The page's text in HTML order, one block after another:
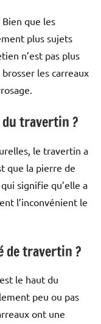
que les
plus sujets
n’est pas plus
les carreaux
travertin ?
le travertin a
que la pierre de
signifie qu’elle a
l’inconvénient le
de travertin ?
le haut du
peu ou pas
ont une